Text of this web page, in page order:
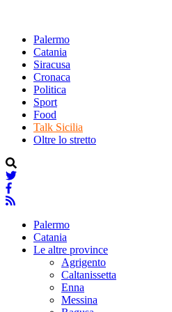
Palermo
Catania
Siracusa
Cronaca
Politica
Sport
Food
Talk Sicilia
Oltre lo stretto
Palermo
Catania
Le altre province
Agrigento
Caltanissetta
Enna
Messina